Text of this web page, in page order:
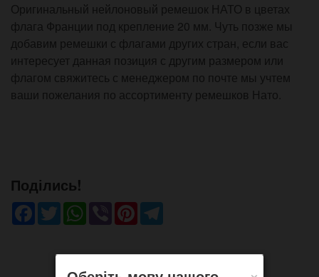
Оригинальный нейлоновый ремешок НАТО в цветах
флага Франции под крепление 20 мм. Чуть позже мы
добавим ремешки с флагами других стран, если вас
интересует данная позиция с другим размером или
флагом свяжитесь с менеджером по почте мы учтем
ваши пожелания по ассортименту ремешков Нато.
Поділись!
Facebook
TwitterWhatsApp
ViberPinterest